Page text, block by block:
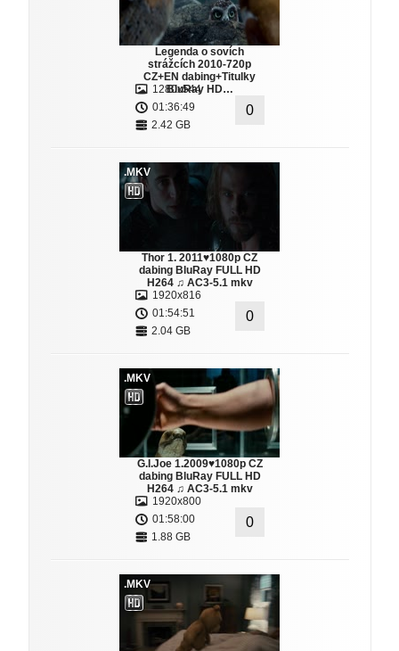
Legenda o sovích
strážcích 2010-720p
CZ+EN dabing+Titulky
BluRay HD…
1280x544
01:36:49
2.42 GB
0
.MKV
Thor 1. 2011♥1080p CZ
dabing BluRay FULL HD
H264 ♫ AC3-5.1 mkv
1920x816
01:54:51
2.04 GB
0
.MKV
G.I.Joe 1.2009♥1080p CZ
dabing BluRay FULL HD
H264 ♫ AC3-5.1 mkv
1920x800
01:58:00
1.88 GB
0
.MKV